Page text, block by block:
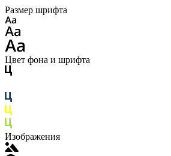
Размер шрифта
Цвет фона и шрифта
Изображения